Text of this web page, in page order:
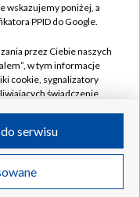
w likwidacji
wskazujemy poniżej, a
PPID do Google.
przez Ciebie naszych
w tym informacje
cookie, sygnalizatory
świadczenie
przez Ciebie
IP, identyfikatory
serwisu